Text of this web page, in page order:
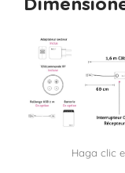
Haga clic